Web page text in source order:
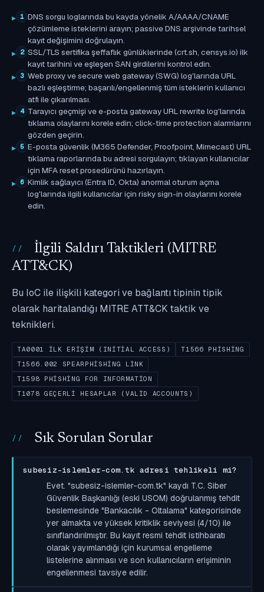
1 DNS sorgu loglarında bu kayda yönelik A/AAAA/CNAME
çözümleme isteklerini arayın; passive DNS arşivinde tarihsel
kayıt değişimini doğrulayın.
2 SSL/TLS sertifika şeffaflık günlüklerinde (crt.sh, censys.io) ilk
kayıt tarihini ve eşleşen SAN girdilerini kontrol edin.
3 Web proxy ve secure web gateway (SWG) log'larında URL
bazlı eşleştirme; başarılı/engellenmiş tüm isteklerin kullanıcı
atfı ile çıkarılması.
4 Tarayıcı geçmişi ve e-posta gateway URL rewrite log'larında
tıklama olaylarını korele edin; click-time protection alarmlarını
gözden geçirin.
5 E-posta güvenlik (M365 Defender, Proofpoint, Mimecast) URL
tıklama raporlarında bu adresi sorgulayın; tıklayan kullanıcılar
için MFA reset prosedürünü hazırlayın.
6 Kimlik sağlayıcı (Entra ID, Okta) anormal oturum açma
log'larında ilgili kullanıcılar için risky sign-in olaylarını korele
edin.
İlgili Saldırı Taktikleri (MITRE
ATT&CK)
Bu IoC ile ilişkili kategori ve bağlantı tipinin tipik
olarak haritalandığı MITRE ATT&CK taktik ve
teknikleri.
TA0001 İLK ERIŞIM (INITIAL ACCESS)
T1566 PHISHING
T1566.002 SPEARPHISHING LINK
T1598 PHISHING FOR INFORMATION
T1078 GEÇERLI HESAPLAR (VALID ACCOUNTS)
Sık Sorulan Sorular
subesiz-islemler-com.tk adresi tehlikeli mi?
Evet. "subesiz-islemler-com.tk" kaydı T.C. Siber
Güvenlik Başkanlığı (eski USOM) doğrulanmış tehdit
beslemesinde "Bankacılık - Oltalama" kategorisinde
yer almakta ve yüksek kritiklik seviyesi (4/10) ile
sınıflandırılmıştır. Bu kayıt resmi tehdit istihbaratı
olarak yayımlandığı için kurumsal engelleme
listelerine alınması ve son kullanıcıların erişiminin
engellenmesi tavsiye edilir.